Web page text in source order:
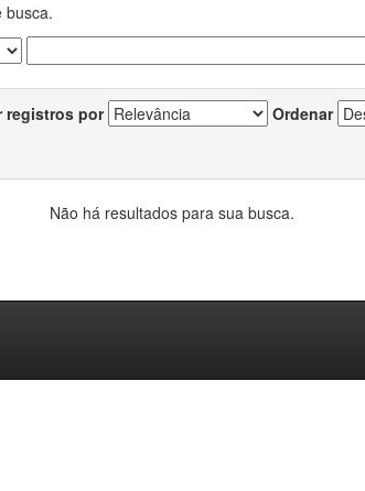
busca.
registros por Ordenar
Não há resultados para sua busca.